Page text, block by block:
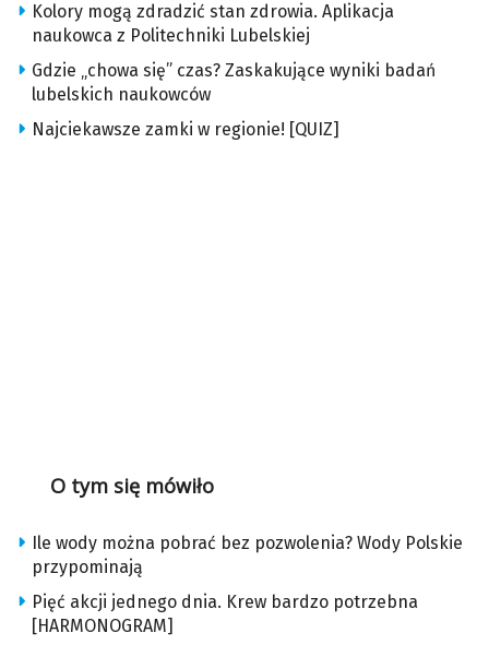
Kolory mogą zdradzić stan zdrowia. Aplikacja
naukowca z Politechniki Lubelskiej
Gdzie „chowa się” czas? Zaskakujące wyniki badań
lubelskich naukowców
Najciekawsze zamki w regionie! [QUIZ]
O tym się mówiło
Ile wody można pobrać bez pozwolenia? Wody Polskie
przypominają
Pięć akcji jednego dnia. Krew bardzo potrzebna
[HARMONOGRAM]